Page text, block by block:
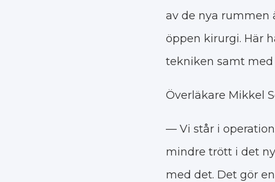
av de nya rummen
öppen kirurgi. Här
tekniken samt med
Överläkare Mikkel
— Vi står i
mindre trött i det
med det. Det gör